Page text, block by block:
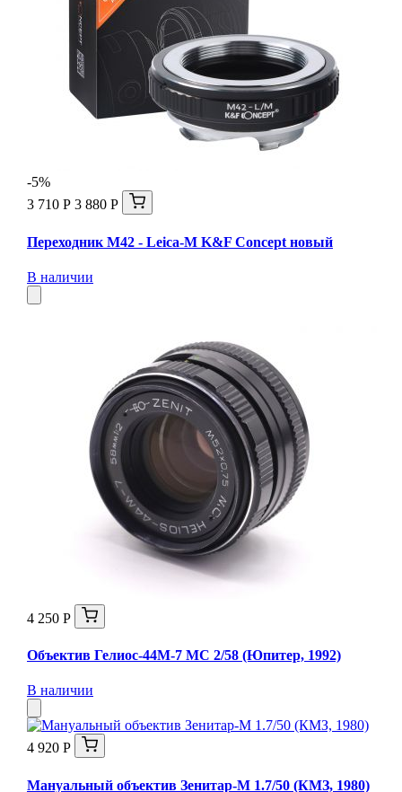
-5%
3 710 Р 3 880 Р
Переходник M42 - Leica-M K&F Concept новый
В наличии
4 250 Р
Объектив Гелиос-44М-7 МС 2/58 (Юпитер, 1992)
В наличии
4 920 Р
Мануальный объектив Зенитар-М 1.7/50 (КМЗ, 1980)